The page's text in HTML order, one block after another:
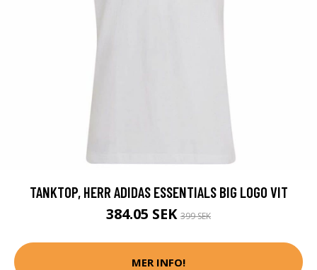
TANKTOP, HERR ADIDAS ESSENTIALS BIG LOGO VIT
384.05 SEK 399 SEK
MER INFO!